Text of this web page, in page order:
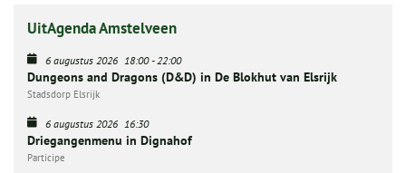
UitAgenda Amstelveen
6 augustus 2026 18:00-22:00
Dungeons and Dragons (D&D) in De Blokhut van Elsrijk
Stadsdorp Elsrijk
6 augustus 2026 16:30
Driegangenmenu in Dignahof
Participe